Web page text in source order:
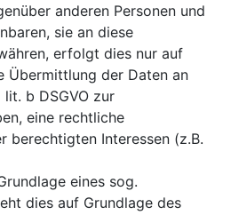
anderen Personen und
sie an diese
erfolgt dies nur auf
Übermittlung der Daten an
b DSGVO zur
eine rechtliche
berechtigten Interessen (z.B.
eines sog.
dies auf Grundlage des